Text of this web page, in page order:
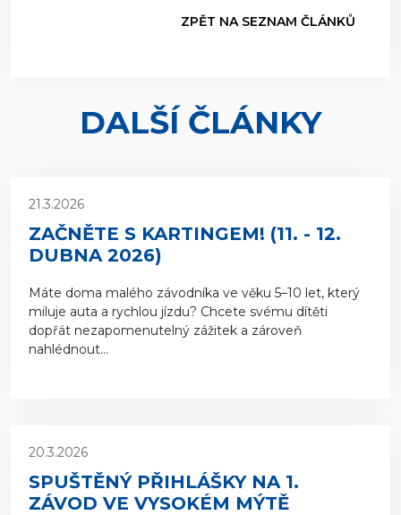
ZPĚT NA SEZNAM ČLÁNKŮ
DALŠÍ ČLÁNKY
21.3.2026
ZAČNĚTE S KARTINGEM! (11. - 12.
DUBNA 2026)
Máte doma malého závodníka ve věku 5–10 let, který
miluje auta a rychlou jízdu? Chcete svému dítěti
dopřát nezapomenutelný zážitek a zároveň
nahlédnout...
20.3.2026
SPUŠTĚNÝ PŘIHLÁŠKY NA 1.
ZÁVOD VE VYSOKÉM MÝTĚ